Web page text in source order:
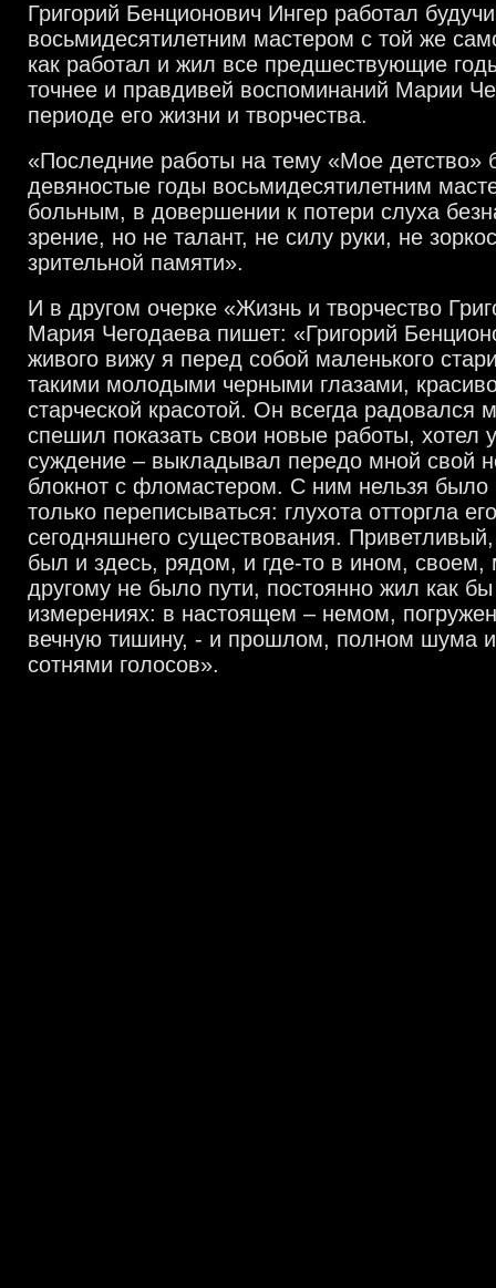
Григорий Бенционович Ингер работал будучи
восьмидесятилетним мастером с той же
как работал и жил все предшествующие
точнее и правдивей воспоминаний Марии
периоде его жизни и творчества.
«Последние работы на тему «Мое детство»
девяностые годы восьмидесятилетним
больным, в довершении к потери слуха
зрение, но не талант, не силу руки, не
зрительной памяти».
И в другом очерке «Жизнь и творчество
Мария Чегодаева пишет: «Григорий
живого вижу я перед собой маленького
такими молодыми черными глазами,
старческой красотой. Он всегда радовался
спешил показать свои новые работы, хотел
суждение – выкладывал передо мной свой
блокнот с фломастером. С ним нельзя было
только переписываться: глухота отторгла
сегодняшнего существования.
был и здесь, рядом, и где-то в ином, своем,
другому не было пути, постоянно жил как
измерениях: в настоящем – немом,
вечную тишину, - и прошлом, полном шума
сотнями голосов».